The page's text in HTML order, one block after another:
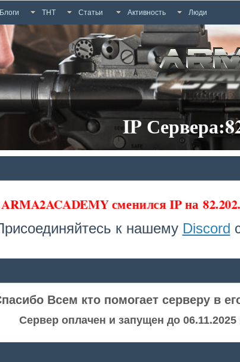
Блоги ТНТ Статьи Активность Люди
IP
сменился IP на
к нашему Discord
Всем кто помогает серверу в
Сервер оплачен и запущен до 06.11.2025